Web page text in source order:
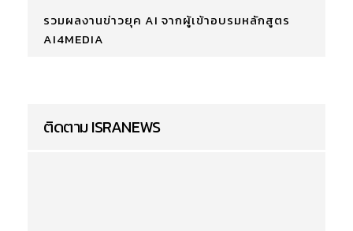
รวมผลงานข่าวยุค AI จากผู้เข้าอบรมหลักสูตร
AI4MEDIA
ติดตาม ISRANEWS